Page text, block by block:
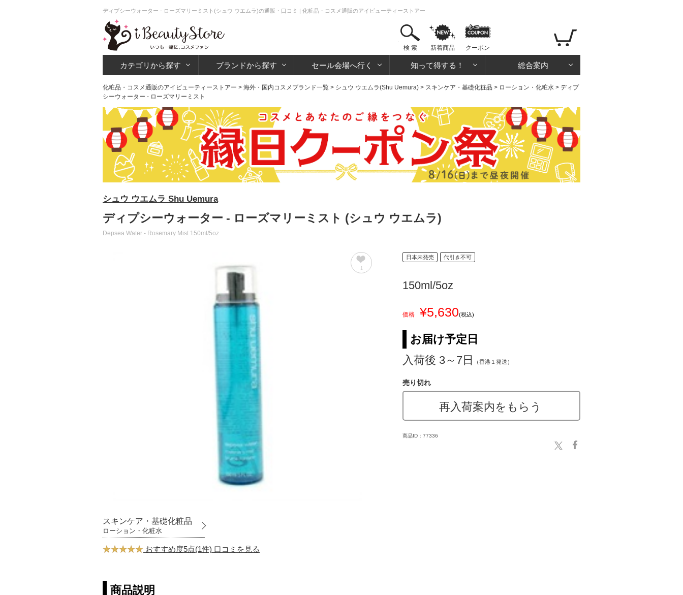
ディプシーウォーター - ローズマリーミスト(シュウ ウエムラ)の通販・口コミ | 化粧品・コスメ通販のアイビューティーストアー
検 索 新着商品 クーポン
カテゴリから探す ブランドから探す セール会場へ行く 知って得する！ 総合案内
化粧品・コスメ通販のアイビューティーストアー > 海外・国内コスメブランド一覧 > シュウ ウエムラ(Shu Uemura) > スキンケア・基礎化粧品 > ローション・化粧水 > ディプ
シーウォーター - ローズマリーミスト
シュウ ウエムラ Shu Uemura
ディプシーウォーター - ローズマリーミスト (シュウ ウエムラ)
Depsea Water - Rosemary Mist 150ml/5oz
スキンケア・基礎化粧品
ローション・化粧水
おすすめ度5点(1件) 口コミを見る
日本未発売 代引き不可
150ml/5oz
価格 ¥5,630(税込)
お届け予定日
入荷後 3～7日
（香港１発送）
売り切れ
再入荷案内をもらう
商品ID：77336
商品説明